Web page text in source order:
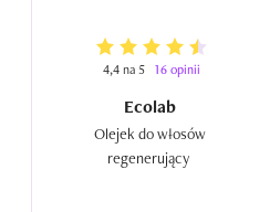
4,4 na 5 16 opinii
Ecolab
Olejek do włosów